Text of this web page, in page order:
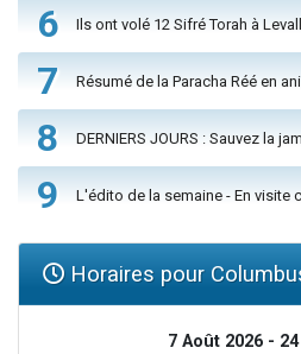
6 Ils ont volé 12 Sifré Torah à
7 Résumé de la Paracha Réé en
8 DERNIERS JOURS : Sauvez la
9 L'édito de la semaine - En visite
Horaires pour
7 Août 2026 -